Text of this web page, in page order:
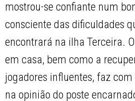
mostrou-se confiante num
consciente das dificuldades
encontrará na ilha Terceira.
em casa, bem como a
jogadores influentes, faz com
na opinião do poste